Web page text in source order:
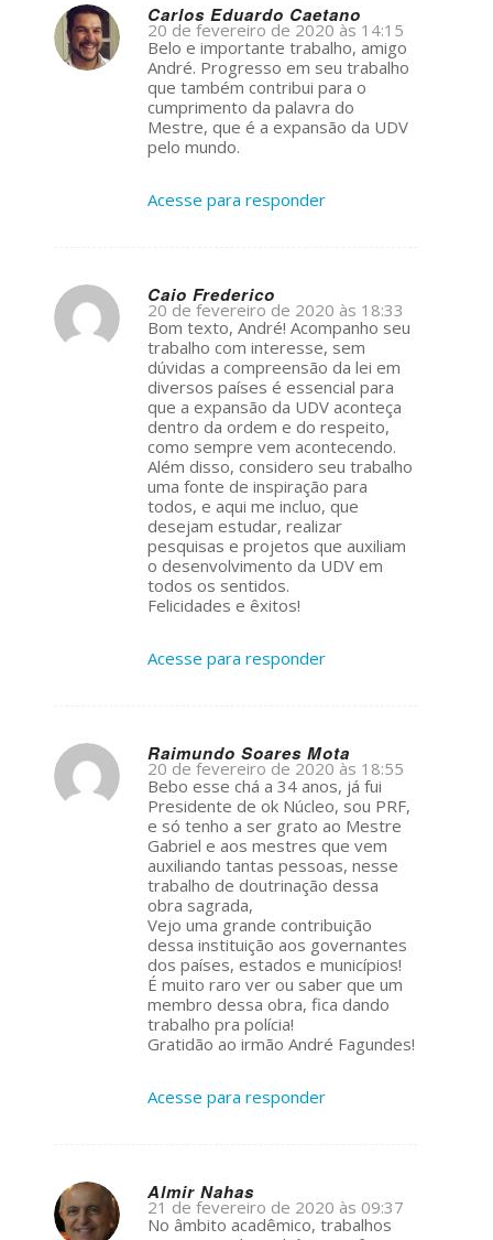
Carlos Eduardo Caetano
s
ays:
20 de fevereiro de 2020 às 14:15
Belo e importante trabalho, amigo
André. Progresso em seu trabalho
que também contribui para o
cumprimento da palavra do
Mestre, que é a expansão da UDV
pelo mundo.
Acesse para responder
Caio Frederico
s
ays:
20 de fevereiro de 2020 às 18:33
Bom texto, André! Acompanho seu
trabalho com interesse, sem
dúvidas a compreensão da lei em
diversos países é essencial para
que a expansão da UDV aconteça
dentro da ordem e do respeito,
como sempre vem acontecendo.
Além disso, considero seu trabalho
uma fonte de inspiração para
todos, e aqui me incluo, que
desejam estudar, realizar
pesquisas e projetos que auxiliam
o desenvolvimento da UDV em
todos os sentidos.
Felicidades e êxitos!
Acesse para responder
Raimundo Soares Mota
s
ays:
20 de fevereiro de 2020 às 18:55
Bebo esse chá a 34 anos, já fui
Presidente de ok Núcleo, sou PRF,
e só tenho a ser grato ao Mestre
Gabriel e aos mestres que vem
auxiliando tantas pessoas, nesse
trabalho de doutrinação dessa
obra sagrada,
Vejo uma grande contribuição
dessa instituição aos governantes
dos países, estados e municípios!
É muito raro ver ou saber que um
membro dessa obra, fica dando
trabalho pra polícia!
Gratidão ao irmão André Fagundes!
Acesse para responder
Almir Nahas
s
ays:
21 de fevereiro de 2020 às 09:37
No âmbito acadêmico, trabalhos